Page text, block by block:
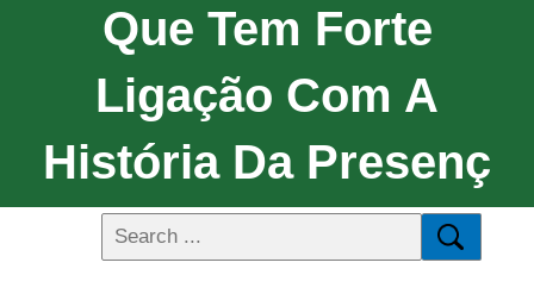
Que Tem Forte
Ligação Com A
História Da Presenç